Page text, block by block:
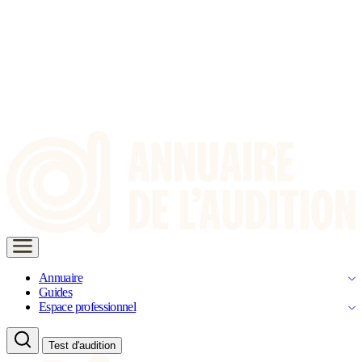
Annuaire
Guides
Espace professionnel
Test d'audition